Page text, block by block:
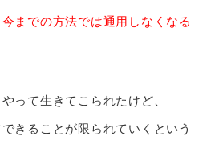
までの方法では通用しなくなる
って生きてこられたけど、
きることが限られていくという